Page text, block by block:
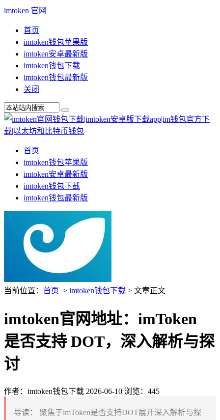
imtoken 官网
首页
imtoken钱包苹果版
imtoken安卓最新版
imtoken钱包下载
imtoken钱包最新版
关闭
首页
imtoken钱包苹果版
imtoken安卓最新版
imtoken钱包下载
imtoken钱包最新版
当前位置： 首页 > imtoken钱包下载 > 文章正文
imtoken官网地址：imToken
是否支持 DOT，深入解析与探
讨
作者：imtoken钱包下载 2026-06-10 浏览：445
导读：
聚焦于imToken是否支持DOT展开深入解析与探